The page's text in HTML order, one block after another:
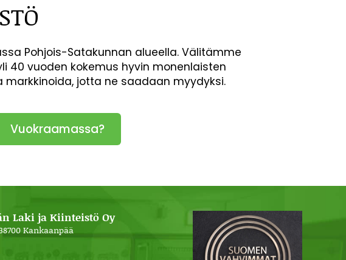
Pohjois-Satakunnan alueella. Välitämme
40 vuoden kokemus hyvin monenlaisten
jotta ne saadaan myydyksi.
Vuokraamassa?
Laki ja Kiinteistö Oy
Kankaanpää